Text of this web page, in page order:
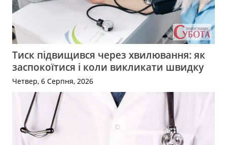
Тиск підвищився через хвилювання: як
заспокоїтися і коли викликати швидку
Четвер, 6 Серпня, 2026